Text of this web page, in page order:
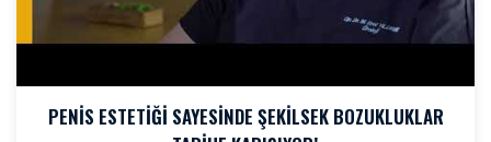
PENIS ESTETIĞI SAYESINDE ŞEKILSEK BOZUKLUKLAR